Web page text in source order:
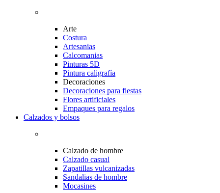
Arte
Costura
Artesanias
Calcomanias
Pinturas 5D
Pintura caligrafía
Decoraciones
Decoraciones para fiestas
Flores artificiales
Empaques para regalos
Calzados y bolsos
Calzado de hombre
Calzado casual
Zapatillas vulcanizadas
Sandalias de hombre
Mocasines